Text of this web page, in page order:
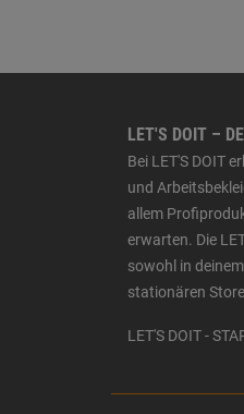
LET'S DOIT –
Bei LET'S DOIT
und
allem
erwarten. Die
sowohl in
stationären
LET'S DOIT -